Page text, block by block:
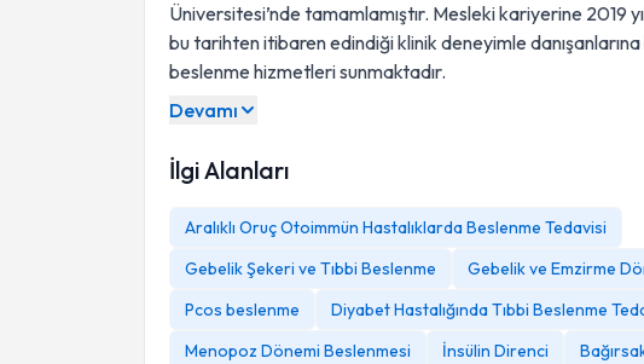
Üniversitesi’nde tamamlamıştır. Mesleki kariyerine 2019
bu tarihten itibaren edindiği klinik deneyimle
beslenme hizmetleri sunmaktadır.
Devamı
İlgi Alanları
Aralıklı Oruç Otoimmün Hastalıklarda Beslenme Tedavisi
Gebelik Şekeri ve Tıbbi Beslenme
Gebelik ve Emzirme
Pcos beslenme
Diyabet Hastalığında Tıbbi Beslenme
Menopoz Dönemi Beslenmesi
İnsülin Direnci